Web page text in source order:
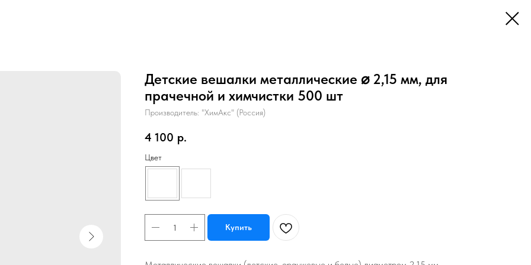
Детские вешалки металлические ⌀ 2,15 мм, для
прачечной и химчистки 500 шт
Производитель: "ХимАкс" (Россия)
4 100 р.
Цвет
Купить